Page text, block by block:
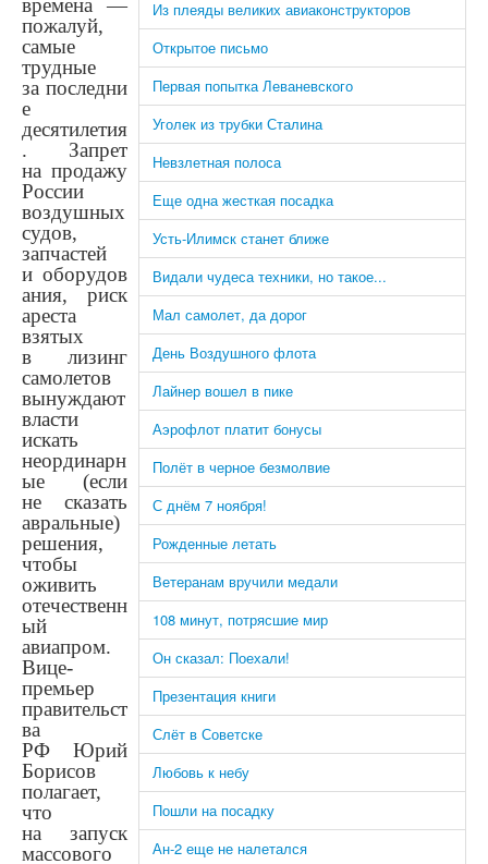
Из плеяды великих авиаконструкторов
Открытое письмо
Первая попытка Леваневского
Уголек из трубки Сталина
Невзлетная полоса
Еще одна жесткая посадка
Усть-Илимск станет ближе
Видали чудеса техники, но такое...
Мал самолет, да дорог
День Воздушного флота
Лайнер вошел в пике
Аэрофлот платит бонусы
Полёт в черное безмолвие
С днём 7 ноября!
Рожденные летать
Ветеранам вручили медали
108 минут, потрясшие мир
Он сказал: Поехали!
Презентация книги
Слёт в Советске
Любовь к небу
Пошли на посадку
Ан-2 еще не налетался
времена —
пожалуй,
самые
трудные
за последни
е
десятилетия
. Запрет
на продажу
России
воздушных
судов,
запчастей
и оборудов
ания, риск
ареста
взятых
в лизинг
самолетов
вынуждают
власти
искать
неординарн
ые (если
не сказать
авральные)
решения,
чтобы
оживить
отечественн
ый
авиапром.
Вице-
премьер
правительст
ва
РФ Юрий
Борисов
полагает,
что
на запуск
массового